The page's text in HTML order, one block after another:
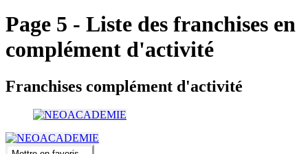
Page 5 - Liste des franchises en
complément d'activité
Franchises complément d'activité